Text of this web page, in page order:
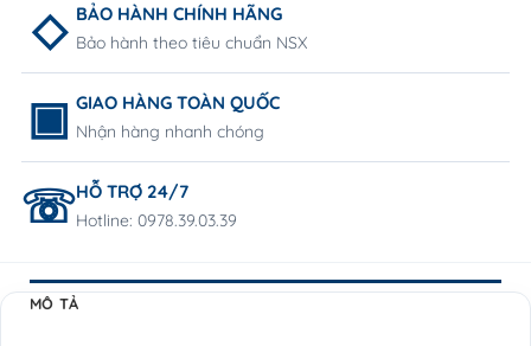
BẢO HÀNH CHÍNH HÃNG
Bảo hành theo tiêu chuẩn NSX
GIAO HÀNG TOÀN QUỐC
Nhận hàng nhanh chóng
HỖ TRỢ 24/7
Hotline: 0978.39.03.39
MÔ TẢ